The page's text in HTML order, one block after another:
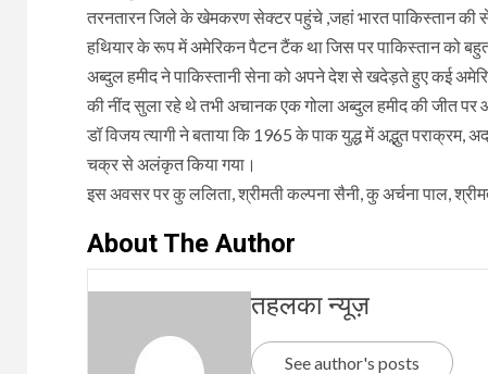
तरनतारन जिले के खेमकरण सेक्टर पहुंचे ,जहां भारत पाकिस्तान
हथियार के रूप में अमेरिकन पैटन टैंक था जिस पर पाकिस्तान को
अब्दुल हमीद ने पाकिस्तानी सेना को अपने देश से खदेड़ते हुए कई
की नींद सुला रहे थे तभी अचानक एक गोला अब्दुल हमीद की जीत पर
डॉ विजय त्यागी ने बताया कि 1965 के पाक युद्ध में अद्भुत पराक्रम,
चक्र से अलंकृत किया गया।
इस अवसर पर कु ललिता, श्रीमती कल्पना सैनी, कु अर्चना पाल,
About The Author
तहलका न्यूज़
See author's posts